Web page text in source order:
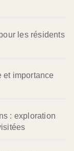
les résidents
et importance
: exploration